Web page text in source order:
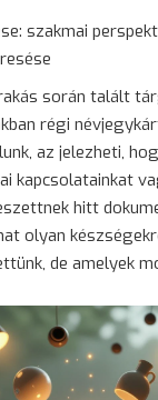
szakmai
során talált
régi
az jelezheti,
kapcsolatainkat
hitt
olyan
de amelyek